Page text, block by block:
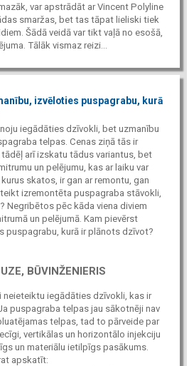
var apstrādāt ar Vincent Polyline
smaržas, bet tas tāpat lieliski tiek
Šādā veidā var tikt vaļā no esošā,
Tālāk vismaz reizi...
izvēloties puspagrabu, kurā
iegādāties dzīvokli, bet uzmanību
telpas. Cenas ziņā tās ir
arī izskatu tādus variantus, bet
un pelējumu, kas ar laiku var
skatos, ir gan ar remontu, gan
izremontēta puspagraba stāvokli,
Negribētos pēc kāda viena diviem
un pelējumā. Kam pievērst
puspagrabu, kurā ir plānots dzīvot?
BŪVINŽENIERIS
neieteiktu iegādāties dzīvokli, kas ir
puspagraba telpas jau sākotnēji nav
telpas, tad to pārveide par
vertikālas un horizontālo injekciju
un materiālu ietilpīgs pasākums.
apskatīt: